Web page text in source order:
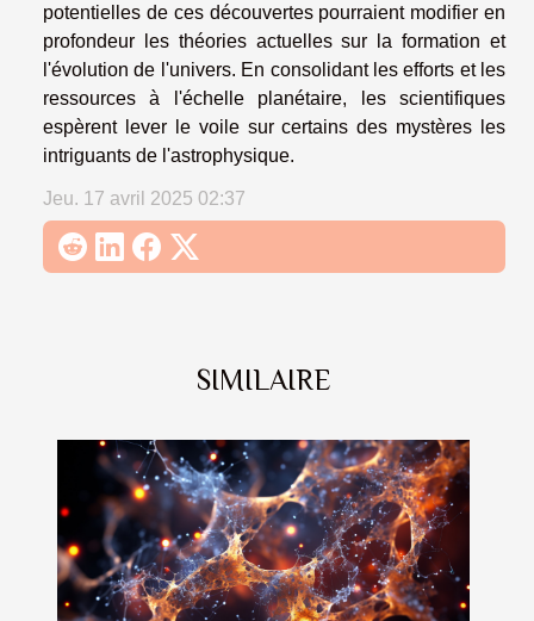
SIMILAIRE
potentielles de ces découvertes pourraient modifier en
profondeur les théories actuelles sur la formation et
l'évolution de l'univers. En consolidant les efforts et les
ressources à l'échelle planétaire, les scientifiques
espèrent lever le voile sur certains des mystères les
intriguants de l'astrophysique.
Jeu. 17 avril 2025 02:37